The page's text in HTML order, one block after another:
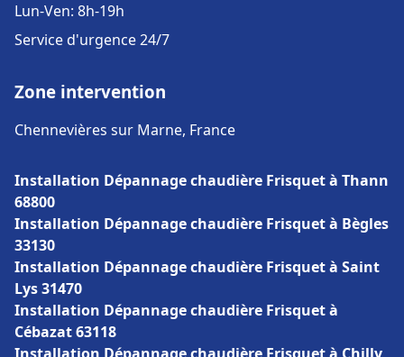
Lun-Ven: 8h-19h
Service d'urgence 24/7
Zone intervention
Chennevières sur Marne, France
Installation Dépannage chaudière Frisquet à Thann
68800
Installation Dépannage chaudière Frisquet à Bègles
33130
Installation Dépannage chaudière Frisquet à Saint
Lys 31470
Installation Dépannage chaudière Frisquet à
Cébazat 63118